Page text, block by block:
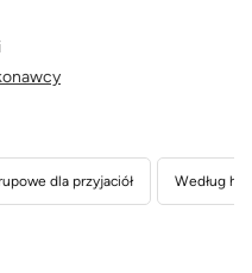
dla przyjaciół Według